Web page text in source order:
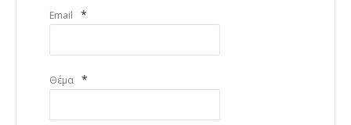
Email *
Θέμα *